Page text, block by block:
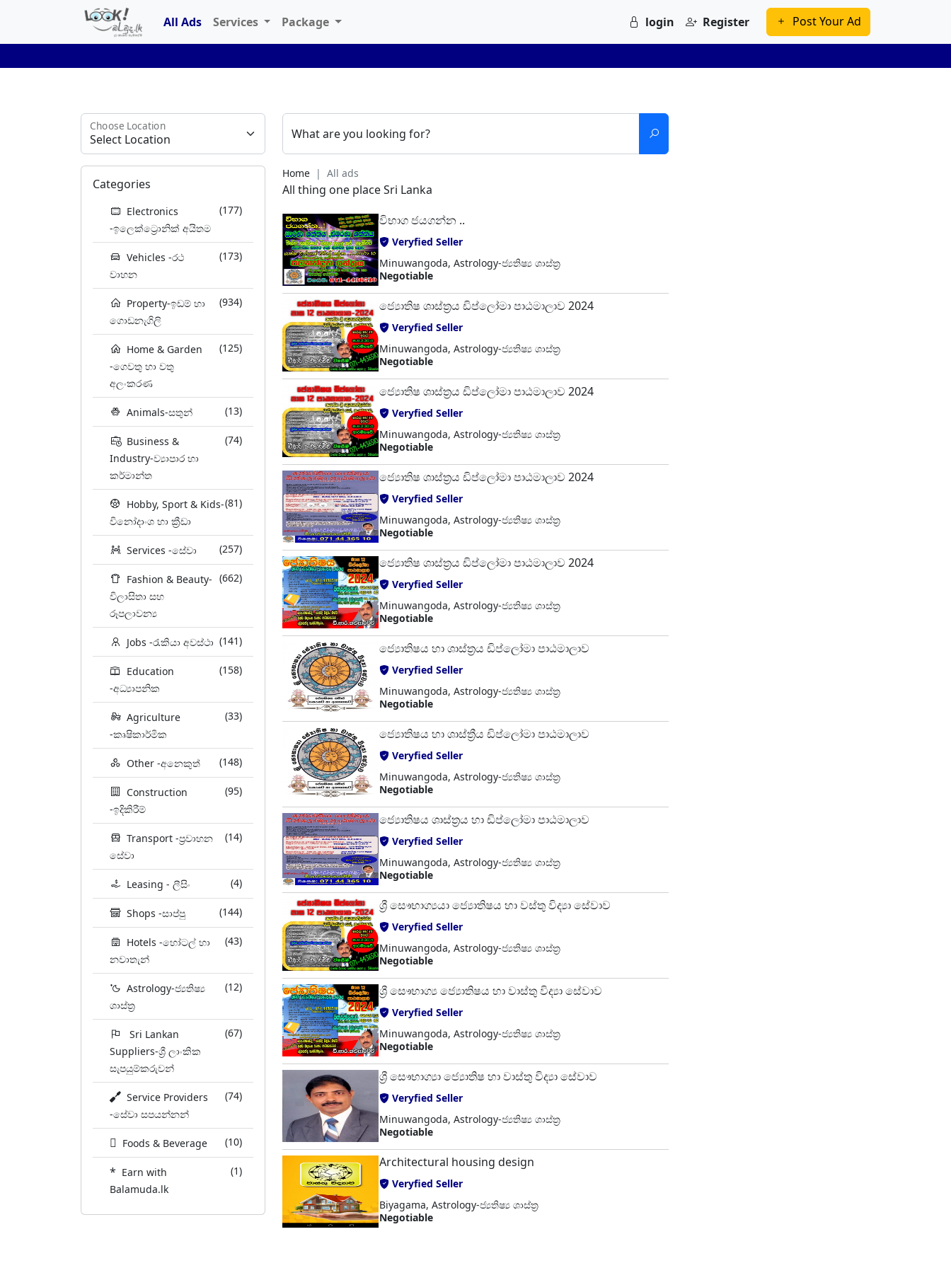
All Ads Services Package login Register Post Your Ad
Choose Location
Categories
Electronics
-ඉලෙක්ට්‍රොනික් අයිතම
(177)
Vehicles -රථ
වාහන
(173)
Property-ඉඩම් හා
ගොඩනැගිලි
(934)
Home & Garden
-ගෙවතු හා වතු
අලංකරණ
(125)
Animals-සතුන් (13)
Business &
Industry-ව්‍යාපාර හා
කර්මාන්ත
(74)
Hobby, Sport & Kids-
විනෝදාංශ හා ක්‍රීඩා
(81)
Services -සේවා (257)
Fashion & Beauty-
විලාසිතා සහ
රූපලාවන්‍ය
(662)
Jobs -රැකියා අවස්ථා (141)
Education
-අධ්‍යාපනික
(158)
Agriculture
-කෘෂිකාර්මික
(33)
Other -අනෙකුත් (148)
Construction
-ඉදිකිරීම්
(95)
Transport -ප්‍රවාහන
සේවා
(14)
Leasing - ලීසිං (4)
Shops -සාප්පු (144)
Hotels -හෝටල් හා
නවාතැන්
(43)
Astrology-ජ්‍යතිෂ්‍ය
ශාස්ත්‍ර
(12)
Sri Lankan
Suppliers-ශ්‍රී ලාංකික
සැපයුම්කරුවන්
(67)
Service Providers
-සේවා සපයන්නන්
(74)
Foods & Beverage (10)
* Earn with
Balamuda.lk
(1)
What are you looking for?
Home All ads
All thing one place Sri Lanka
විභාග ජයගන්න ..
Veryfied Seller
Minuwangoda, Astrology-ජ්‍යතිෂ්‍ය ශාස්ත්‍ර
Negotiable
ජ්‍යොතිෂ ශාස්ත්‍රය ඩිප්ලෝමා පාඨමාලාව 2024
Veryfied Seller
Minuwangoda, Astrology-ජ්‍යතිෂ්‍ය ශාස්ත්‍ර
Negotiable
ජ්‍යොතිෂ ශාස්ත්‍රය ඩිප්ලෝමා පාඨමාලාව 2024
Veryfied Seller
Minuwangoda, Astrology-ජ්‍යතිෂ්‍ය ශාස්ත්‍ර
Negotiable
ජ්‍යොතිෂ ශාස්ත්‍රය ඩිප්ලෝමා පාඨමාලාව 2024
Veryfied Seller
Minuwangoda, Astrology-ජ්‍යතිෂ්‍ය ශාස්ත්‍ර
Negotiable
ජ්‍යොතිෂ ශාස්ත්‍රය ඩිප්ලෝමා පාඨමාලාව 2024
Veryfied Seller
Minuwangoda, Astrology-ජ්‍යතිෂ්‍ය ශාස්ත්‍ර
Negotiable
ජ්‍යොතිෂය ‍හා ශාස්ත්‍රය ඩිප්ලෝමා පාඨමාලාව
Veryfied Seller
Minuwangoda, Astrology-ජ්‍යතිෂ්‍ය ශාස්ත්‍ර
Negotiable
ජ්‍යොතිෂය හා ශාස්ත්‍රීය ඩිප්ලෝමා පාඨමාලාව
Veryfied Seller
Minuwangoda, Astrology-ජ්‍යතිෂ්‍ය ශාස්ත්‍ර
Negotiable
ජ්‍යොතිෂය ශාස්ත්‍රය හා ඩිප්ලෝමා පාඨමාලාව
Veryfied Seller
Minuwangoda, Astrology-ජ්‍යතිෂ්‍ය ශාස්ත්‍ර
Negotiable
ශ්‍රී සෞභාග්‍යයා ජ්‍යොතිෂය හා වස්තු විද්‍යා සේවාව
Veryfied Seller
Minuwangoda, Astrology-ජ්‍යතිෂ්‍ය ශාස්ත්‍ර
Negotiable
ශ්‍රී සෞභාග්‍ය ජ්‍යොතිෂය හා වාස්තු විද්‍යා සේවාව
Veryfied Seller
Minuwangoda, Astrology-ජ්‍යතිෂ්‍ය ශාස්ත්‍ර
Negotiable
ශ්‍රී සෞභාග්‍යා ජ්‍යොතිෂ හා වාස්තු විද්‍යා සේවාව
Veryfied Seller
Minuwangoda, Astrology-ජ්‍යතිෂ්‍ය ශාස්ත්‍ර
Negotiable
Architectural housing design
Veryfied Seller
Biyagama, Astrology-ජ්‍යතිෂ්‍ය ශාස්ත්‍ර
Negotiable